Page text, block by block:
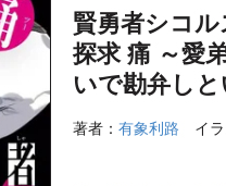
賢勇者シコ
探求 痛 ～愛
いで勘弁し
著者： 有象利路 イ